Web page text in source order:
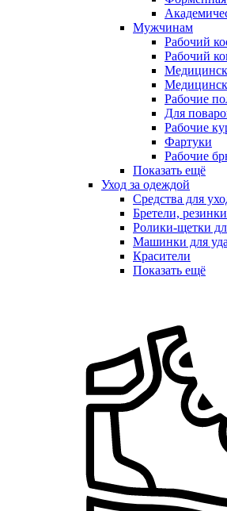
Мужчинам
Рабочий
Рабочий
Рабочие
Для
Рабочие
Фартуки
Рабочие
Показать ещё
Уход за одеждой
Средства для
Бретели,
Ролики-щетки
Машинки для
Красители
Показать ещё